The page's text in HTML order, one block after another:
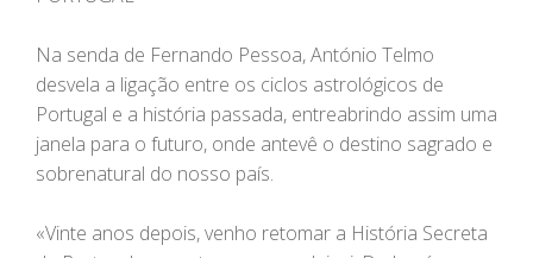
Na senda de Fernando Pessoa, António Telmo
desvela a ligação entre os ciclos astrológicos de
Portugal e a história passada, entreabrindo assim uma
janela para o futuro, onde antevê o destino sagrado e
sobrenatural do nosso país.
«Vinte anos depois, venho retomar a História Secreta